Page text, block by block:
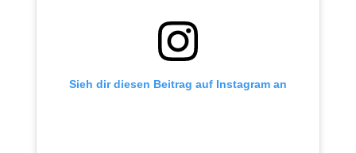
Sieh dir diesen Beitrag auf Instagram an